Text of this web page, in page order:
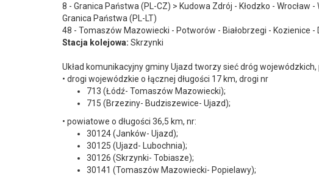
8 - Granica Państwa (PL-CZ) > Kudowa Zdrój - Kłodzko - Wrocław
Granica Państwa (PL-LT)
48 - Tomaszów Mazowiecki - Potworów - Białobrzegi - Kozienice -
Stacja kolejowa: Skrzynki
Układ komunikacyjny gminy Ujazd tworzy sieć dróg
• drogi wojewódzkie o łącznej długości 17 km, drogi nr
713 (Łódź- Tomaszów Mazowiecki);
715 (Brzeziny- Budziszewice- Ujazd);
• powiatowe o długości 36,5 km, nr:
30124 (Janków- Ujazd);
30125 (Ujazd- Lubochnia);
30126 (Skrzynki- Tobiasze);
30141 (Tomaszów Mazowiecki- Popielawy);